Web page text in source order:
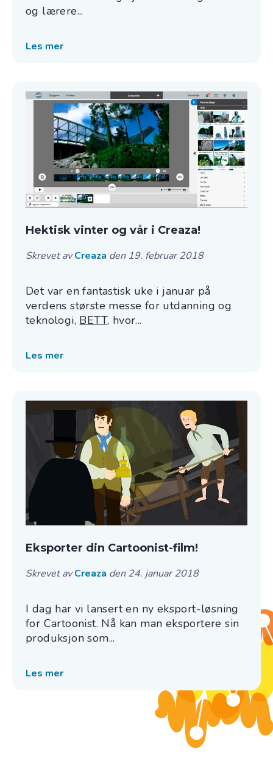
og lærere...
Les mer
Hektisk vinter og vår i Creaza!
Skrevet avCreaza den 19. februar 2018
Det var en fantastisk uke i januar på
verdens største messe for utdanning og
teknologi, BETT, hvor...
Les mer
Eksporter din Cartoonist-film!
Skrevet avCreaza den 24. januar 2018
I dag har vi lansert en ny eksport-løsning
for Cartoonist. Nå kan man eksportere sin
produksjon som...
Les mer